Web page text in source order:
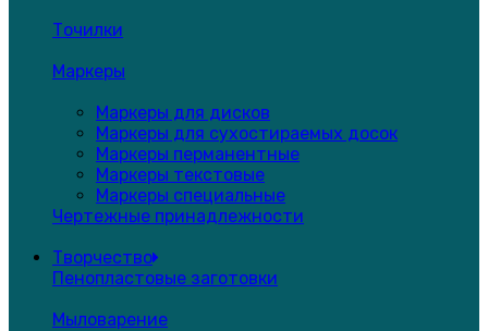
Точилки
Маркеры
Маркеры для дисков
Маркеры для сухостираемых досок
Маркеры перманентные
Маркеры текстовые
Маркеры специальные
Чертежные принадлежности
Творчество
Пенопластовые заготовки
Мыловарение